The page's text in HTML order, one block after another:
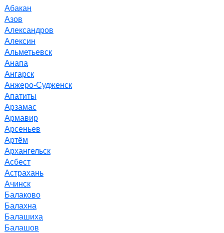
Абакан
Азов
Александров
Алексин
Альметьевск
Анапа
Ангарск
Анжеро-Судженск
Апатиты
Арзамас
Армавир
Арсеньев
Артём
Архангельск
Асбест
Астрахань
Ачинск
Балаково
Балахна
Балашиха
Балашов